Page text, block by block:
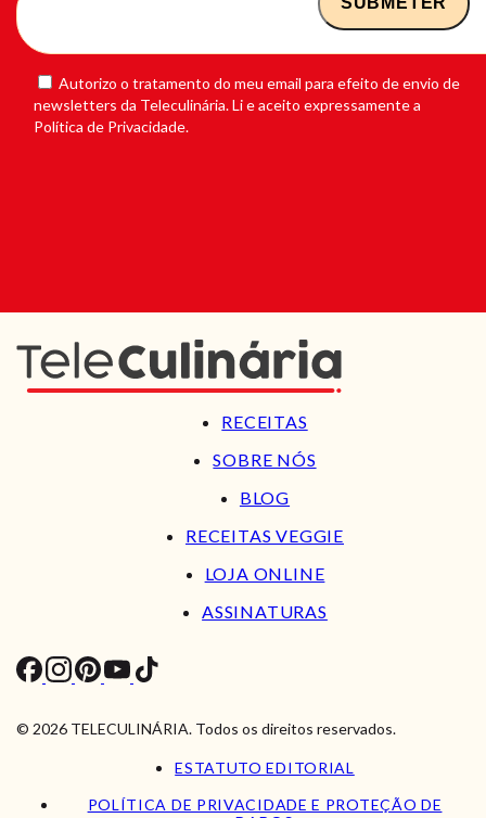
Autorizo o tratamento do meu email para efeito de envio de
newsletters da Teleculinária. Li e aceito expressamente a
Política de Privacidade.
RECEITAS
SOBRE NÓS
BLOG
RECEITAS VEGGIE
LOJA ONLINE
ASSINATURAS
© 2026 TELECULINÁRIA. Todos os direitos reservados.
ESTATUTO EDITORIAL
POLÍTICA DE PRIVACIDADE E PROTEÇÃO DE